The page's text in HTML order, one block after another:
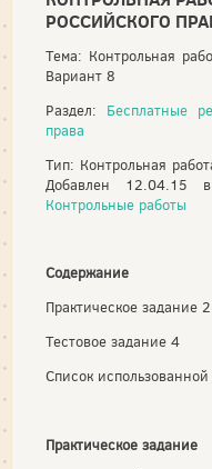
РОССИЙСКОГО
Тема: Контрольная
Вариант 8
Раздел: Бесплатные
права
Тип: Контрольная
Добавлен
Контрольные работы
Содержание
Практическое задание 2
Тестовое задание 4
Список
Практическое задание